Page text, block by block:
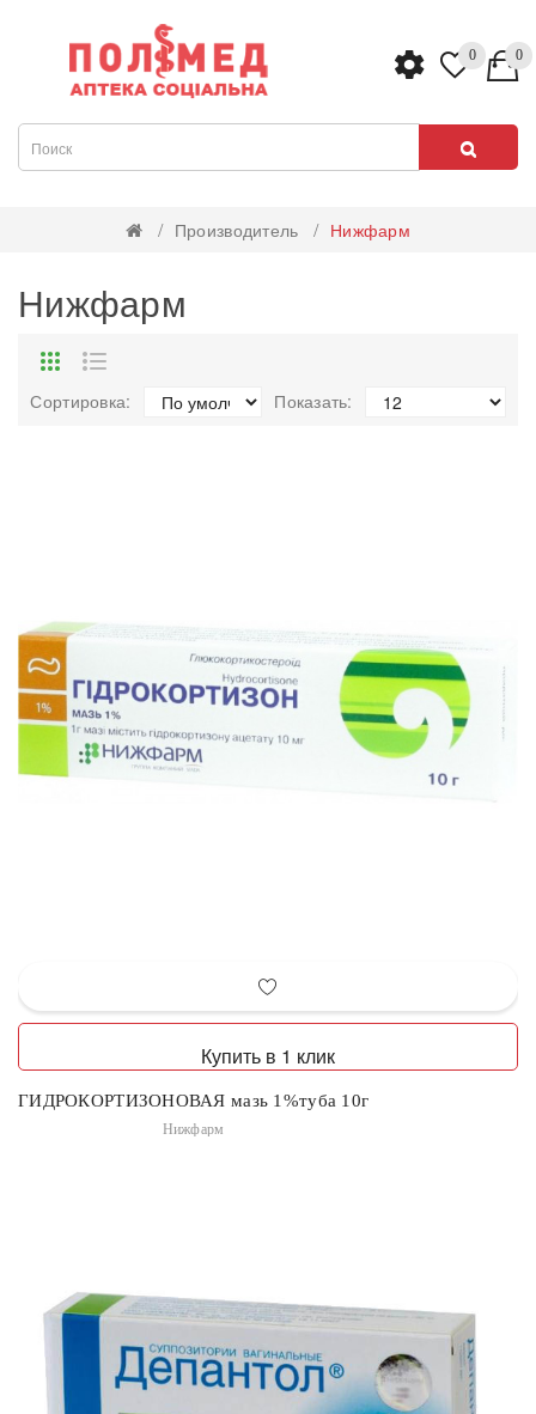
0 0
Производитель Нижфарм
Нижфарм
Сортировка: Показать:
Купить в 1 клик
ГИДРОКОРТИЗОНОВАЯ мазь 1%туба 10г
Нижфарм